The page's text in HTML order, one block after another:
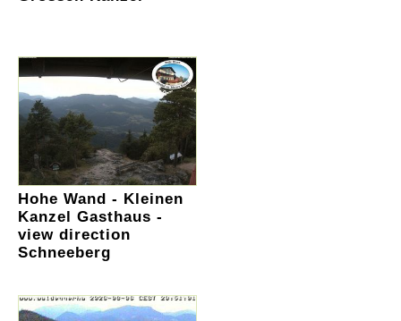
Hohe Wand - Kleinen
Kanzel Gasthaus -
view direction
Schneeberg